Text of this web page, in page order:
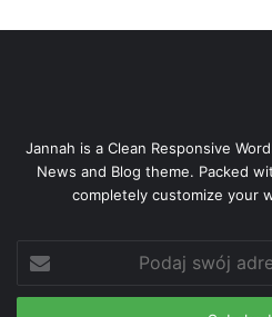
Jannah is a Clean Responsive
News and Blog theme. Packed
completely customize your
Podaj
swój
adres